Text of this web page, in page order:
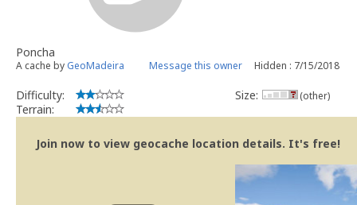
Poncha
A cache by GeoMadeira Message this owner Hidden : 7/15/2018
Difficulty:
Terrain:
Size: (other)
Join now to view geocache location details. It's free!